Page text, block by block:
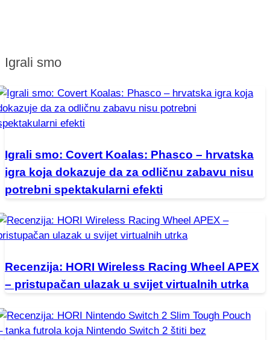
Igrali smo
Igrali smo: Covert Koalas: Phasco – hrvatska
igra koja dokazuje da za odličnu zabavu nisu
potrebni spektakularni efekti
Recenzija: HORI Wireless Racing Wheel APEX
– pristupačan ulazak u svijet virtualnih utrka